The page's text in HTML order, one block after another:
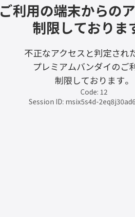
ご利用の端末からの
制限しておりま
不正なアクセスと判定され
プレミアムバンダイのご
制限しております。
Code: 12
Session ID: msix5s4d-